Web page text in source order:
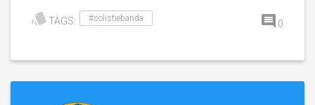
TAGS: #solistiebanda 0